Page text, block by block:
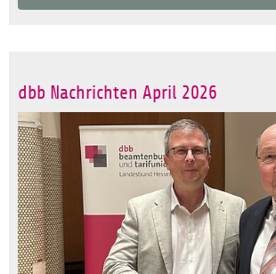
dbb Nachrichten April 2026